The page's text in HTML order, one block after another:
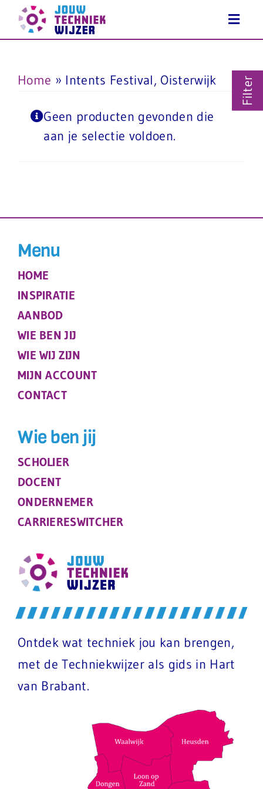
naar
Home » Intents Festival, Oisterwijk
Geen producten gevonden die
aan je selectie voldoen.
Menu
HOME
INSPIRATIE
AANBOD
WIE BEN JIJ
WIE WIJ ZIJN
MIJN ACCOUNT
CONTACT
Wie ben jij
SCHOLIER
DOCENT
ONDERNEMER
CARRIERESWITCHER
Ontdek wat techniek jou kan brengen,
met de Techniekwijzer als gids in Hart
van Brabant.
Filter